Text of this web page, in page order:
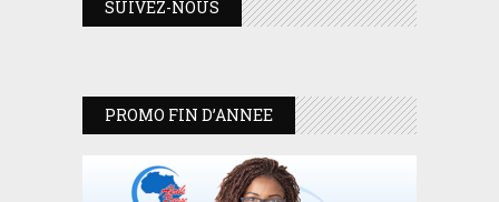
SUIVEZ-NOUS
PROMO FIN D’ANNEE